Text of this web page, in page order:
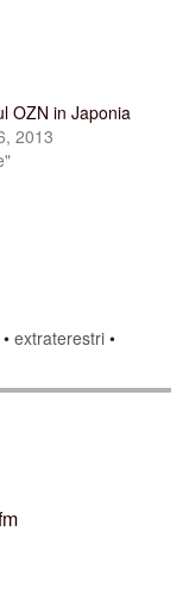
OZN in Japonia
2013
•extraterestri •